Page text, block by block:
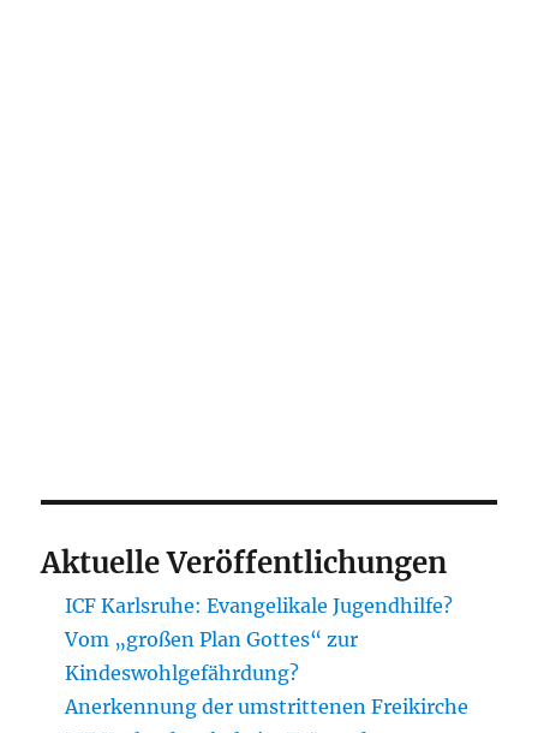
Aktuelle Veröffentlichungen
ICF Karlsruhe: Evangelikale Jugendhilfe?
Vom „großen Plan Gottes“ zur
Kindeswohlgefährdung?
Anerkennung der umstrittenen Freikirche